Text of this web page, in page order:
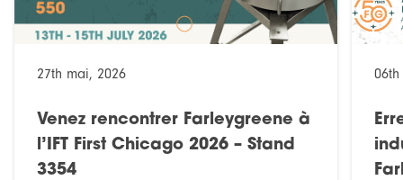
27th mai, 2026
Venez rencontrer Farleygreene à
l’IFT First Chicago 2026 – Stand
3354